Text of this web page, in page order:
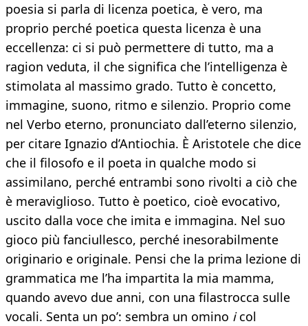
poesia si parla di licenza poetica, è vero, ma
proprio perché poetica questa licenza è una
eccellenza: ci si può permettere di tutto, ma a
ragion veduta, il che significa che l’intelligenza è
stimolata al massimo grado. Tutto è concetto,
immagine, suono, ritmo e silenzio. Proprio come
nel Verbo eterno, pronunciato dall’eterno silenzio,
per citare Ignazio d’Antiochia. È Aristotele che dice
che il filosofo e il poeta in qualche modo si
assimilano, perché entrambi sono rivolti a ciò che
è meraviglioso. Tutto è poetico, cioè evocativo,
uscito dalla voce che imita e immagina. Nel suo
gioco più fanciullesco, perché inesorabilmente
originario e originale. Pensi che la prima lezione di
grammatica me l’ha impartita la mia mamma,
quando avevo due anni, con una filastrocca sulle
vocali. Senta un po’: sembra un omino icol